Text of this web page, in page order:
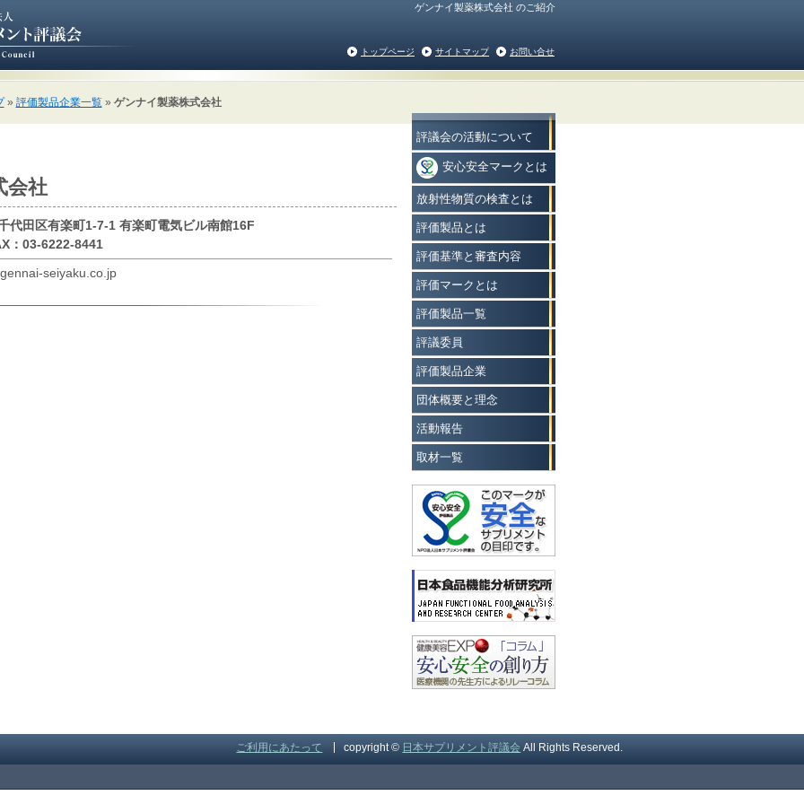
ゲンナイ製薬株式会社 のご紹介
トップページ サイトマップ お問い合せ
» 評価製品企業一覧» ゲンナイ製薬株式会社
会社
代田区有楽町1-7-1 有楽町電気ビル南館16F
：03-6222-8441
seiyaku.co.jp
評議会の活動について
安心安全マークとは
放射性物質の検査とは
評価製品とは
評価基準と審査内容
評価マークとは
評価製品一覧
評議委員
評価製品企業
団体概要と理念
活動報告
取材一覧
ご利用にあたって copyright © 日本サプリメント評議会 All Rights Reserved.